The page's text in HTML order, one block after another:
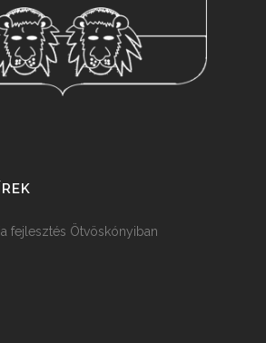
fejlesztés Ötvöskónyiban